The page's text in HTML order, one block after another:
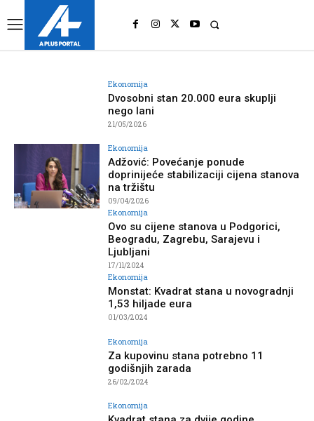
Ekonomija
Dvosobni stan 20.000 eura skuplji
nego lani
21/05/2026
Ekonomija
Adžović: Povećanje ponude
doprinijeće stabilizaciji cijena stanova
na tržištu
09/04/2026
Ekonomija
Ovo su cijene stanova u Podgorici,
Beogradu, Zagrebu, Sarajevu i
Ljubljani
17/11/2024
Ekonomija
Monstat: Kvadrat stana u novogradnji
1,53 hiljade eura
01/03/2024
Ekonomija
Za kupovinu stana potrebno 11
godišnjih zarada
26/02/2024
Ekonomija